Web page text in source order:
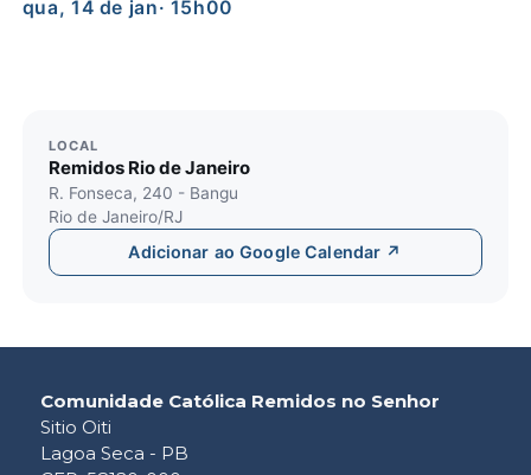
qua, 14 de jan· 15h00
LOCAL
Remidos Rio de Janeiro
R. Fonseca, 240 - Bangu
Rio de Janeiro/RJ
Adicionar ao Google Calendar ↗
Comunidade Católica Remidos no Senhor
Sitio Oiti
Lagoa Seca - PB